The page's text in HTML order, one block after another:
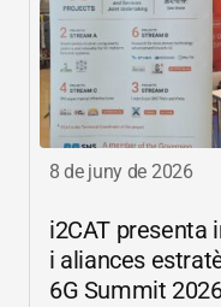
8 de juny de 2026
i2CAT presenta
i aliances
6G Summit